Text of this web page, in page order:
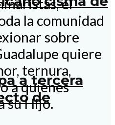
a tercera
de
el
la comunidad
sobre
quiere
ternura,
a quienes
su Hijo.